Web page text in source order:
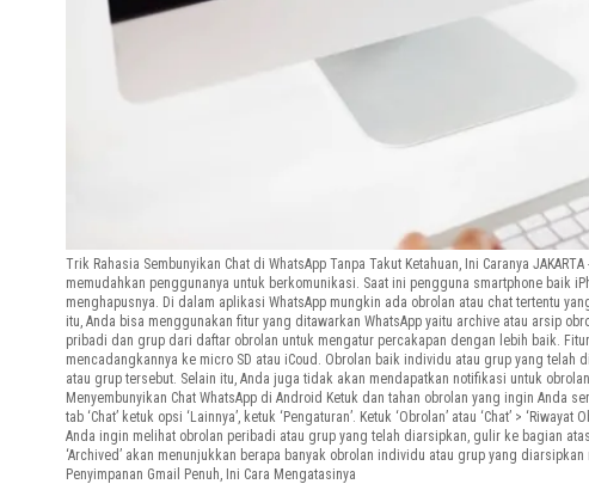
Trik Rahasia Sembunyikan Chat di WhatsApp Tanpa Takut Ketahuan, Ini Caranya
memudahkan penggunanya untuk berkomunikasi. Saat ini pengguna smartphone baik
menghapusnya. Di dalam aplikasi WhatsApp mungkin ada obrolan atau chat tertentu
itu, Anda bisa menggunakan fitur yang ditawarkan WhatsApp yaitu archive atau arsip
pribadi dan grup dari daftar obrolan untuk mengatur percakapan dengan lebih baik.
mencadangkannya ke micro SD atau iCoud. Obrolan baik individu atau grup yang
atau grup tersebut. Selain itu, Anda juga tidak akan mendapatkan notifikasi untuk
Menyembunyikan Chat WhatsApp di Android Ketuk dan tahan obrolan yang ingin Anda
tab ‘Chat’ ketuk opsi ‘Lainnya’, ketuk ‘Pengaturan’. Ketuk ‘Obrolan’ atau ‘Chat’ >
Anda ingin melihat obrolan peribadi atau grup yang telah diarsipkan, gulir ke bagian atas
‘Archived’ akan menunjukkan berapa banyak obrolan individu atau grup yang
Penyimpanan Gmail Penuh, Ini Cara Mengatasinya